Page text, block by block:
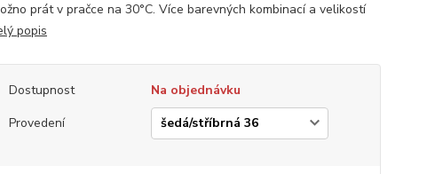
prát v pračce na 30°C. Více barevných kombinací a velikostí
popis
Dostupnost
Na objednávku
Provedení